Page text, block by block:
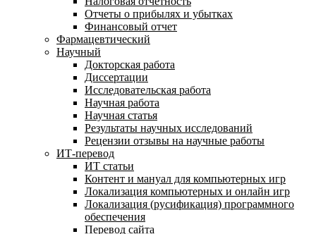
Отчеты о прибылях и убытках
Финансовый отчет
Фармацевтический
Научный
Докторская работа
Диссертации
Исследовательская работа
Научная работа
Научная статья
Результаты научных исследований
Рецензии отзывы на научные работы
ИТ-перевод
ИТ статьи
Контент и мануал для компьютерных игр
Локализация компьютерных и онлайн игр
Локализация (русификация) программного
обеспечения
Перевод сайта